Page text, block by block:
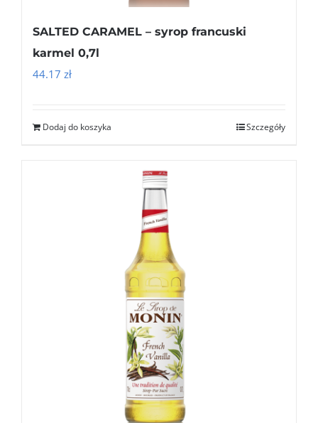
SALTED CARAMEL – syrop francuski
karmel 0,7l
44.17 zł
Dodaj do koszyka Szczegóły